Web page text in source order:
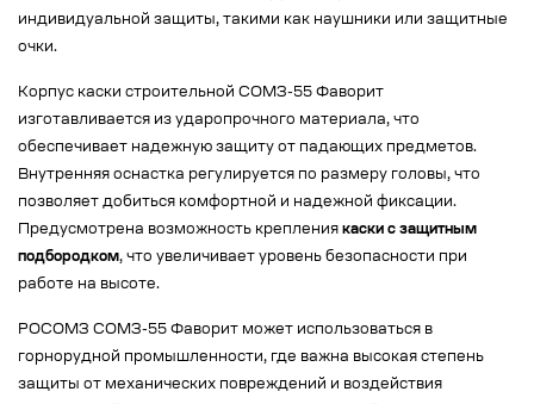
индивидуальной защиты, такими как наушники или защитные
очки.
Корпус каски строительной СОМЗ-55 Фаворит
изготавливается из ударопрочного материала, что
обеспечивает надежную защиту от падающих предметов.
Внутренняя оснастка регулируется по размеру головы, что
позволяет добиться комфортной и надежной фиксации.
Предусмотрена возможность крепления каски с защитным
подбородком, что увеличивает уровень безопасности при
работе на высоте.
РОСОМЗ СОМЗ-55 Фаворит может использоваться в
горнорудной промышленности, где важна высокая степень
защиты от механических повреждений и воздействия